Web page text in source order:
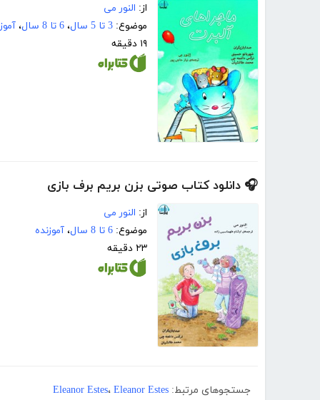
از: النور می
موضوع: 3 تا 5 سال ، 6 تا 8 سال ،
۱۹ دقیقه
🎧 دانلود کتاب صوتی بزن بریم برف بازی
از: النور می
موضوع: 6 تا 8 سال ، آموزنده
۲۳ دقیقه
جستجوهای مرتبط: Eleanor Estes، Eleanor Estes